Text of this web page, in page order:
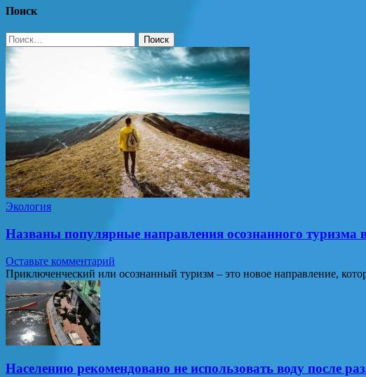
Поиск
Найти:
Экология
Названы популярные направления осознанного туризма
Оставьте комментарий
Приключенческий или осознанный туризм – это новое направление,
Населению рекомендовано не использовать воду после